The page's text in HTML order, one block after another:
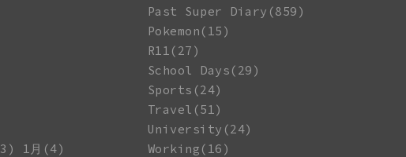
1月(4)
Past Super Diary(859)
Pokemon(15)
R11(27)
School Days(29)
Sports(24)
Travel(51)
University(24)
Working(16)